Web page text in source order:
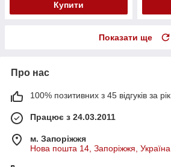
Купити
Показати ще
Про нас
100% позитивних з 45 відгуків за рік
Працює з 24.03.2011
м. Запоріжжя
Нова пошта 14, Запоріжжя, Україна